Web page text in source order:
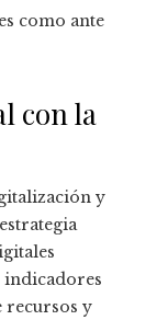
como ante
con la
y
recursos y